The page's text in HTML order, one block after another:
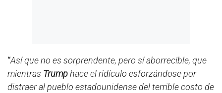
“Así que no es sorprendente, pero sí aborrecible, que
mientras Trumphace el ridículo esforzándose por
distraer al pueblo estadounidense del terrible costo de